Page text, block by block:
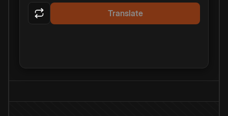
Translate